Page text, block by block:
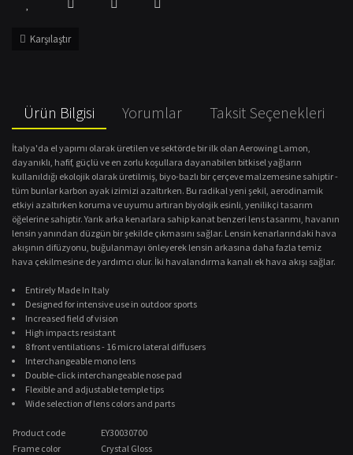
Karşılaştır
Ürün Bilgisi Yorumlar Taksit Seçenekleri
İtalya'da el yapımı olarak üretilen ve sektörde bir ilk olan Aerowing Lamon,
dayanıklı, hafif, güçlü ve en zorlu koşullara dayanabilen bitkisel yağların
kullanıldığı ekolojik olarak üretilmiş, biyo-bazlı bir çerçeve malzemesine sahiptir -
tüm bunlar karbon ayak izimizi azaltırken. Bu radikal yeni şekil, aerodinamik
etkiyi azaltırken koruma ve uyumu artıran biyolojik esinli, yenilikçi tasarım
öğelerine sahiptir. Yarık arka kenarlara sahip kanat benzeri lens tasarımı, havanın
lensin yanından düzgün bir şekilde çıkmasını sağlar. Lensin kenarlarındaki hava
akışının difüzyonu, buğulanmayı önleyerek lensin arkasına daha fazla temiz
hava çekilmesine de yardımcı olur. İki havalandırma kanalı ek hava akışı sağlar.
Entirely Made In Italy
Designed for intensive use in outdoor sports
Increased field of vision
High impacts resistant
8 front ventilations - 16 micro lateral diffusers
Interchangeable mono lens
Double-click interchangeable nose pad
Flexible and adjustable temple tips
Wide selection of lens colors and parts
Product code
EY30030700
Frame color
Crystal Gloss